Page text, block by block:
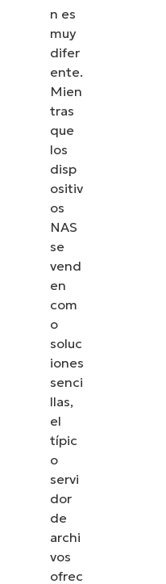
n es
muy
difer
ente.
Mien
tras
que
los
disp
ositiv
os
NAS
se
vend
en
com
o
soluc
iones
senci
llas,
el
típic
o
servi
dor
de
archi
vos
ofrec